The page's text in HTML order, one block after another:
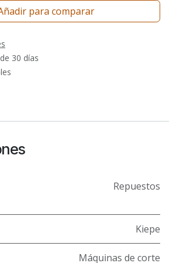
para comparar
30 días
Repuestos
Kiepe
Máquinas de corte